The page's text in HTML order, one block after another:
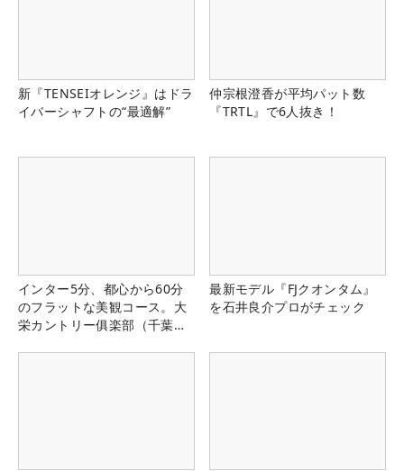
新『TENSEIオレンジ』はドラ
イバーシャフトの“最適解”
仲宗根澄香が平均パット数
『TRTL』で6人抜き！
インター5分、都心から60分
のフラットな美観コース。大
栄カントリー俱楽部（千葉
最新モデル『FJクオンタム』
を石井良介プロがチェック